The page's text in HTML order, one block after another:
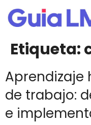
Etiqueta:
Aprendizaje
de trabajo:
e